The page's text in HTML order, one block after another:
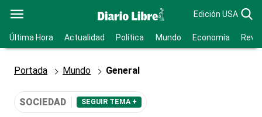
Edición USA
Última Hora Actualidad Política Mundo Economía
Portada Mundo General
SOCIEDAD SEGUIR TEMA +